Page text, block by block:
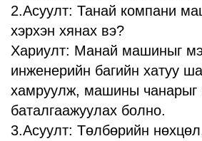
2.Асуулт: Танай компани
хэрхэн хянах вэ?
Хариулт: Манай машиныг
инженерийн багийн хатуу
хамруулж, машины чанарыг
баталгаажуулах болно.
3.Асуулт: Төлбөрийн